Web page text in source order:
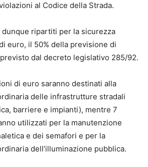
al Codice della Strada.
dunque ripartiti per la sicurezza
euro, il 50% della previsione di
dal decreto legislativo 285/92.
di euro saranno destinati alla
delle infrastrutture stradali
barriere e impianti), mentre 7
utilizzati per la manutenzione
e dei semafori e per la
dell’illuminazione pubblica.